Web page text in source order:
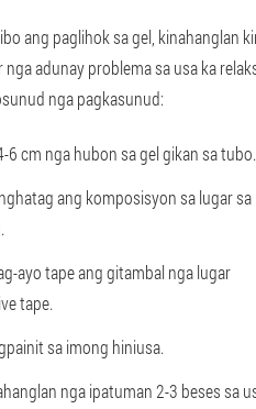
ang paglihok sa gel, kinahanglan
adunay problema sa usa ka
nga pagkasunud:
6 cm nga hubon sa gel gikan sa tubo.
ang komposisyon sa lugar sa
ayo tape ang gitambal nga lugar
tape.
sa imong hiniusa.
nga ipatuman 2-3 beses sa